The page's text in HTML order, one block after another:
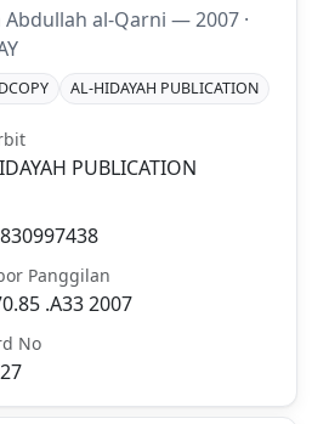
Abdullah al-Qarni —2007 ·
AL-HIDAYAH PUBLICATION
PUBLICATION
Panggilan
.A33 2007
No